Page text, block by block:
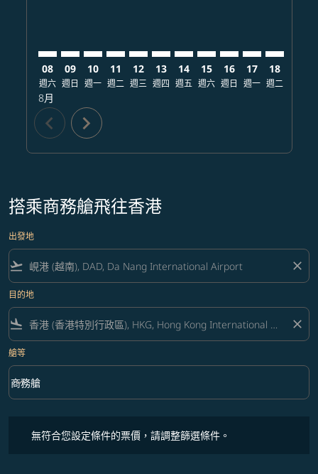
08
週六
8月
09
週日
10
週一
11
週二
12
週三
13
週四
14
週五
15
週六
16
週日
17
週一
18
週二
chevron_left chevron_right
搭乘商務艙飛往香港
出發地
flight_takeoff close
目的地
flight_land close
艙等
艙等 option 商務艙 Selected
商務艙
keyboard_arrow_down
無符合您設定條件的票價，請調整篩選條件。